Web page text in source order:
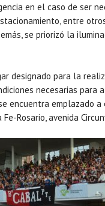
en el caso de ser
entre
se priorizó la
designado para la
necesarias para
encuentra emplazado
Rosario, avenida